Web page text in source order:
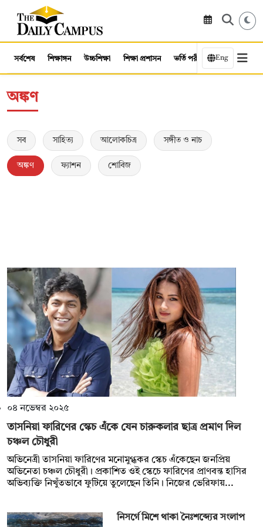
সর্বশেষ শিক্ষাঙ্গন উচ্চশিক্ষা শিক্ষা প্রশাসন ভর্তি পরীক্ষা কর্মসংস্থান
Eng
অঙ্কণ
সব সাহিত্য আলোকচিত্র সঙ্গীত ও নাচ
অঙ্কণ ফ্যাশন শোবিজ
০৪ নভেম্বর ২০২৫
তাসনিয়া ফারিণের স্কেচ এঁকে যেন চারুকলার ছাত্র প্রমাণ দিল
চঞ্চল চৌধুরী
অভিনেত্রী তাসনিয়া ফারিণের মনোমুগ্ধকর স্কেচ এঁকেছেন জনপ্রিয়
অভিনেতা চঞ্চল চৌধুরী। প্রকাশিত ওই স্কেচে ফারিণের প্রাণবন্ত হাসির
অভিব্যক্তি নিখুঁতভাবে ফুটিয়ে তুলেছেন তিনি। নিজের ভেরিফায়...
নিসর্গে মিশে থাকা নৈঃশব্দ্যের সংলাপ